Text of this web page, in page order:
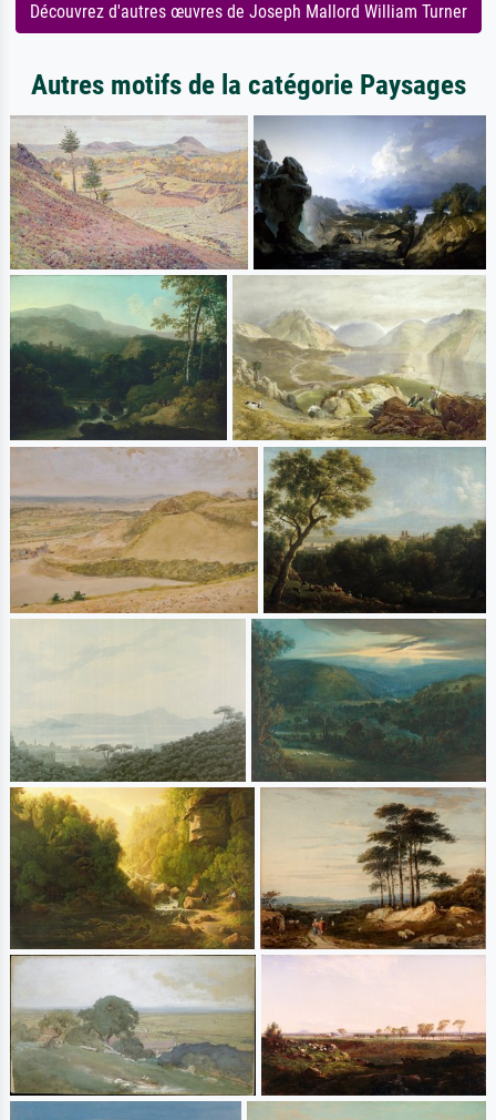
Découvrez d'autres œuvres de Joseph Mallord William Turner
Autres motifs de la catégorie Paysages